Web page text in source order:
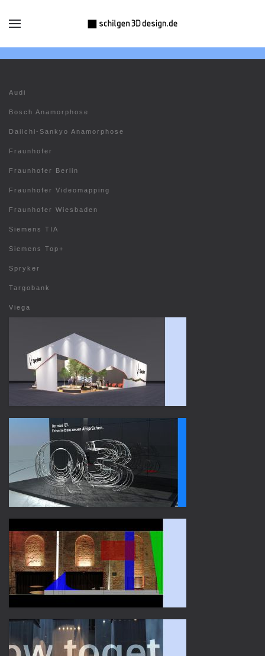
Audi
Bosch Anamorphose
Daiichi-Sankyo Anamorphose
Fraunhofer
Fraunhofer Berlin
Fraunhofer Videomapping
Fraunhofer Wiesbaden
Siemens TIA
Siemens Top+
Spryker
Targobank
Viega